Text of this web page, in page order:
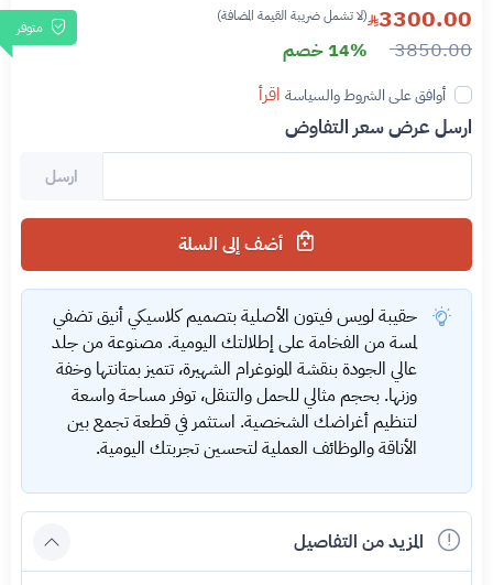
متوفر 3300.00 (لا تشمل ضريبة القيمة المضافة)
3850.00 14% خصم
أوافق على الشروط والسياسة اقرأ
ارسل عرض سعر التفاوض
ارسل
حقيبة لويس فيتون الأصلية بتصميم كلاسيكي أنيق تضفي
لمسة من الفخامة على إطلالتك اليومية. مصنوعة من جلد
عالي الجودة بنقشة المونوغرام الشهيرة، تتميز بمتانتها وخفة
وزنها. بحجم مثالي للحمل والتنقل، توفر مساحة واسعة
لتنظيم أغراضك الشخصية. استثمر في قطعة تجمع بين
الأناقة والوظائف العملية لتحسين تجربتك اليومية.
المزيد من التفاصيل